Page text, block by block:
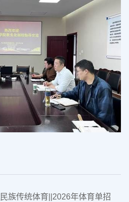
族传统体育||2026年体育单招